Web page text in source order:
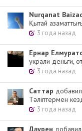
Nurqanat
Қытай
3 года назад
Ернар
украли деньги,
3 года назад
Cаттар
Тәліптермен
3 года назад
Дәурен